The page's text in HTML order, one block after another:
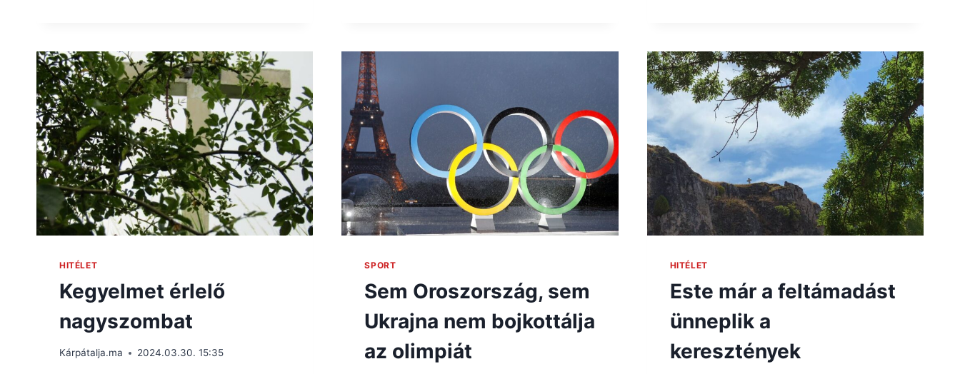
HITÉLET
Kegyelmet érlelő
nagyszombat
Kárpátalja.ma 2024.03.30. 15:35
SPORT
Sem Oroszország, sem
Ukrajna nem bojkottálja
az olimpiát
HITÉLET
Este már a feltámadást
ünneplik a
keresztények